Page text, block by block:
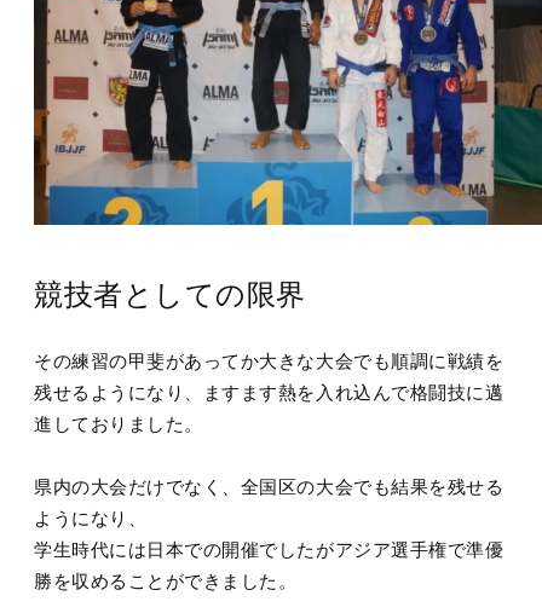
競技者としての限界
その練習の甲斐があってか大きな大会でも順調に戦績を
残せるようになり、ますます熱を入れ込んで格闘技に邁
進しておりました。
県内の大会だけでなく、全国区の大会でも結果を残せる
ようになり、
学生時代には日本での開催でしたがアジア選手権で準優
勝を収めることができました。